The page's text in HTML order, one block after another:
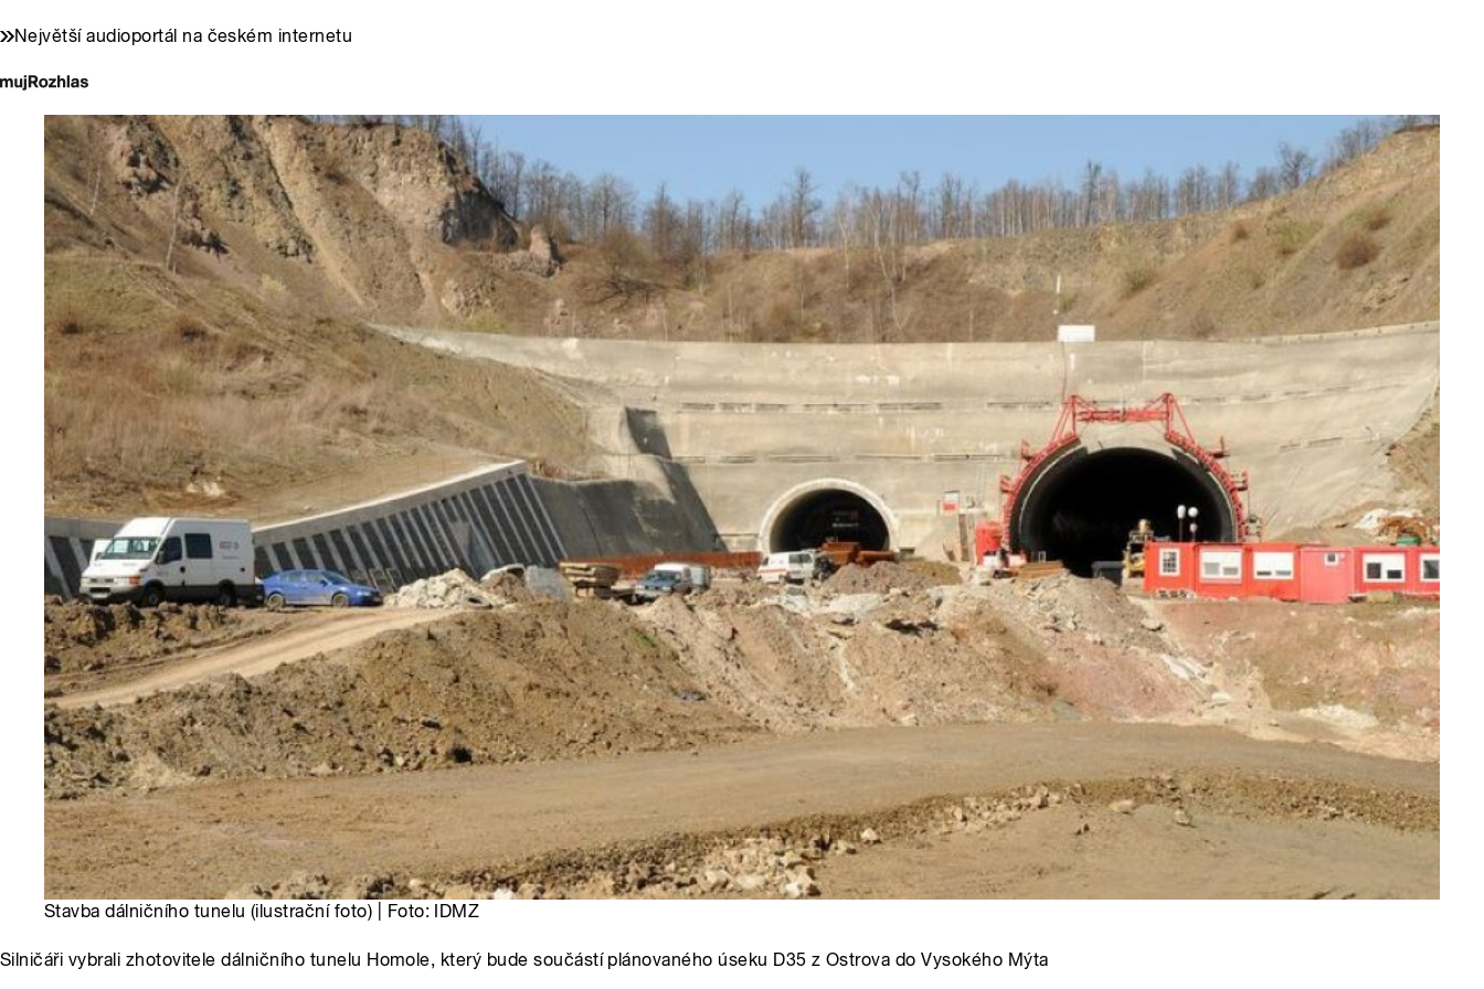
Největší audioportál na českém internetu
Stavba dálničního tunelu (ilustrační foto) | Foto: IDMZ
Silničáři vybrali zhotovitele dálničního tunelu Homole, který bude součástí plánovaného úseku D35 z Ostrova do Vysokého Mýta